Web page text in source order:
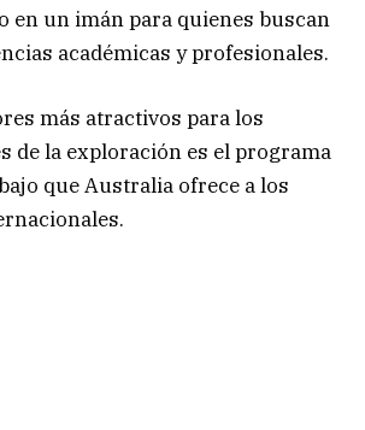
en un imán para quienes buscan
académicas y profesionales.
más atractivos para los
de la exploración es el programa
que Australia ofrece a los